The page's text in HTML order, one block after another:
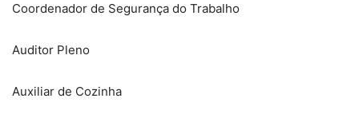
Coordenador de Segurança do Trabalho
Auditor Pleno
Auxiliar de Cozinha